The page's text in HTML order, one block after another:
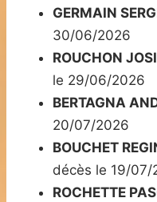
GERMAIN
30/06/2026
ROUCHON
le 29/06/2026
BERTAGNA
20/07/2026
BOUCHET
décès le 19/07/
ROCHETTE